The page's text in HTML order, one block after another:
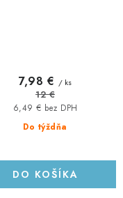
Do týždňa
6,49 € bez DPH
7,98 € / ks
12 €
DO KOŠÍKA